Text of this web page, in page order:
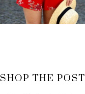
SHOP THE POST